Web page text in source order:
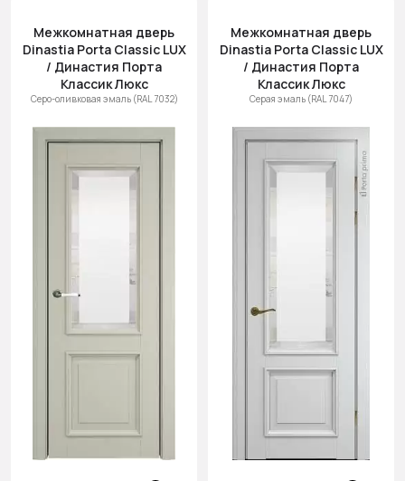
Межкомнатная дверь
Dinastia Porta Classic LUX
/ Династия Порта
Классик Люкс
Серо-оливковая эмаль (RAL 7032)
Межкомнатная дверь
Dinastia Porta Classic LUX
/ Династия Порта
Классик Люкс
Серая эмаль (RAL 7047)